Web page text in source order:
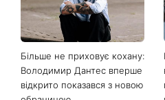
Більше не приховує кохану:
Володимир Дантес вперше
відкрито показався з новою